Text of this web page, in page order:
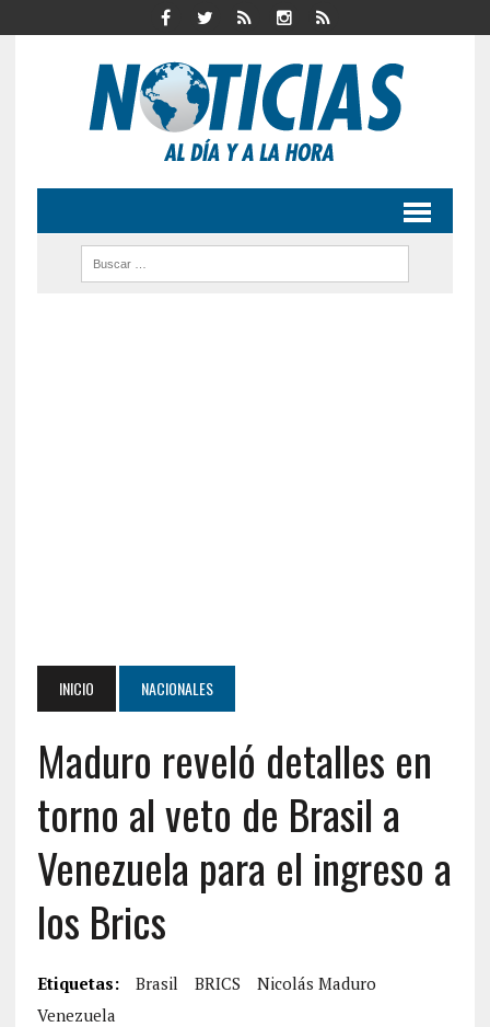
INICIO NACIONALES
Maduro reveló detalles en
torno al veto de Brasil a
Venezuela para el ingreso a
los Brics
Etiquetas: Brasil BRICS
Nicolás Maduro
Venezuela